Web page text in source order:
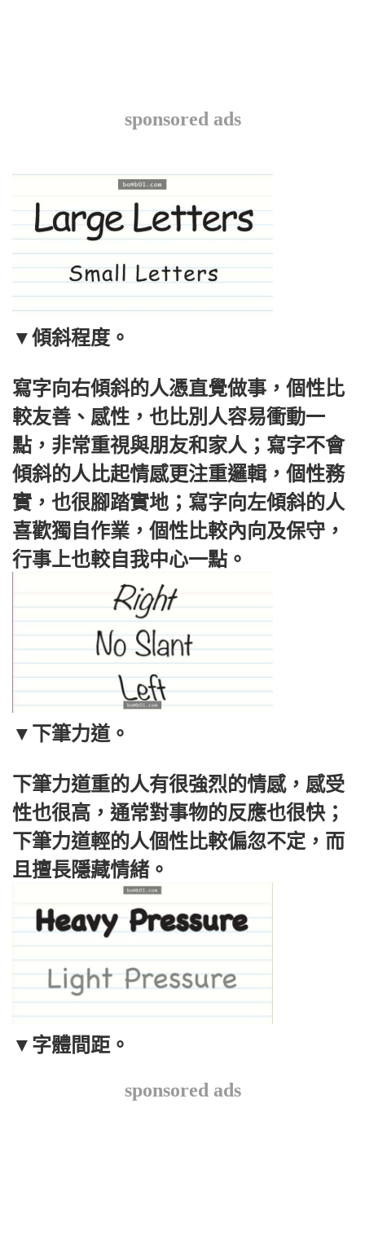
sponsored ads
▼傾斜程度。
寫字向右傾斜的人憑直覺做事，個性比
較友善、感性，也比別人容易衝動一
點，非常重視與朋友和家人；寫字不會
傾斜的人比起情感更注重邏輯，個性務
實，也很腳踏實地；寫字向左傾斜的人
喜歡獨自作業，個性比較內向及保守，
行事上也較自我中心一點。
▼ 下筆力道。
下筆力道重的人有很強烈的情感，感受
性也很高，通常對事物的反應也很快；
下筆力道輕的人個性比較偏忽不定，而
且擅長隱藏情緒。
▼ 字體間距。
sponsored ads